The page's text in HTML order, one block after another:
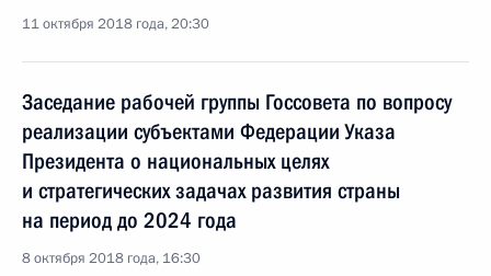
11 октября 2018 года, 20:30
Заседание рабочей группы Госсовета по вопросу
реализации субъектами Федерации Указа
Президента о национальных целях
и стратегических задачах развития страны
на период до 2024 года
8 октября 2018 года, 16:30